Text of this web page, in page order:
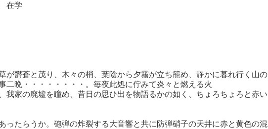
在学
が欝蒼と茂り、木々の梢、葉陰から夕霧が立ち籠め、静かに暮れ行く山の
二晩・・・・・・・・。毎夜此処に佇みて炎々と燃える火
我家の廃墟を瞳め、昔日の思ひ出を物語るかの如く、ちょろちょろと赤い
ったらうか。砲弾の炸裂する大音響と共に防弾硝子の天井に赤と黄色の混